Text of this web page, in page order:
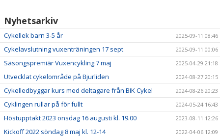
Nyhetsarkiv
Cykellek barn 3-5 år 2025-09-11 08:46
Cykelavslutning vuxenträningen 17 sept 2025-09-11 00:06
Säsongspremiär Vuxencykling 7 maj 2025-04-29 21:18
Utvecklat cykelområde på Bjurliden 2024-08-27 20:15
Cykelledbyggar kurs med deltagare från BIK Cykel 2024-08-26 20:23
Cyklingen rullar på för fullt 2024-05-24 16:43
Höstupptakt 2023 onsdag 16 augusti kl. 19.00 2023-08-11 12:26
Kickoff 2022 söndag 8 maj kl. 12-14 2022-04-06 12:09